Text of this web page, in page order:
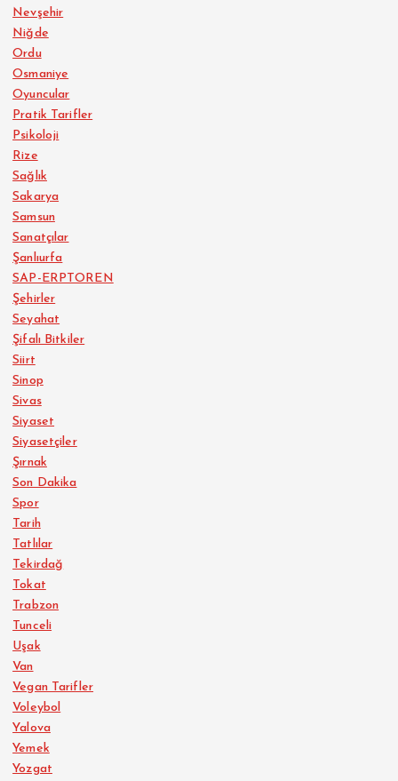
Nevşehir
Niğde
Ordu
Osmaniye
Oyuncular
Pratik Tarifler
Psikoloji
Rize
Sağlık
Sakarya
Samsun
Sanatçılar
Şanlıurfa
SAP-ERPTOREN
Şehirler
Seyahat
Şifalı Bitkiler
Siirt
Sinop
Sivas
Siyaset
Siyasetçiler
Şırnak
Son Dakika
Spor
Tarih
Tatlılar
Tekirdağ
Tokat
Trabzon
Tunceli
Uşak
Van
Vegan Tarifler
Voleybol
Yalova
Yemek
Yozgat